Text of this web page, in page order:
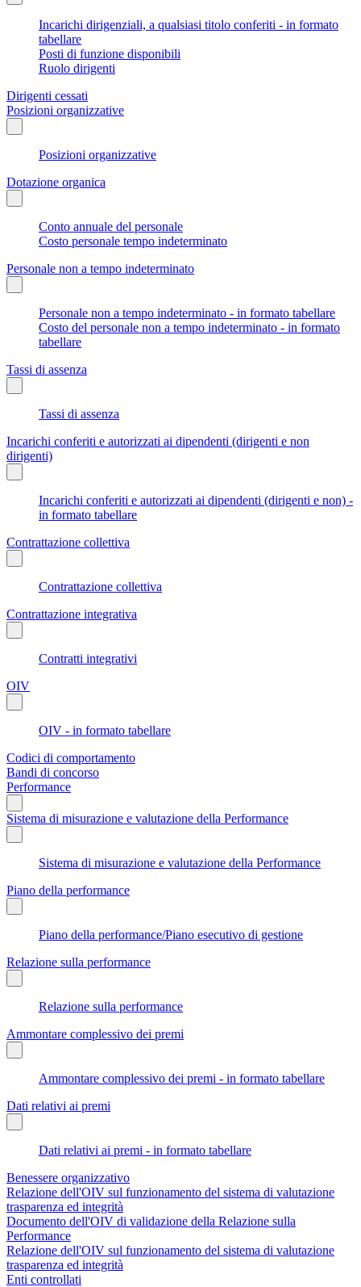
Incarichi dirigenziali, a qualsiasi titolo conferiti - in formato
tabellare
Posti di funzione disponibili
Ruolo dirigenti
Dirigenti cessati
Posizioni organizzative
Posizioni organizzative
Dotazione organica
Conto annuale del personale
Costo personale tempo indeterminato
Personale non a tempo indeterminato
Personale non a tempo indeterminato - in formato tabellare
Costo del personale non a tempo indeterminato - in formato
tabellare
Tassi di assenza
Tassi di assenza
Incarichi conferiti e autorizzati ai dipendenti (dirigenti e non
dirigenti)
Incarichi conferiti e autorizzati ai dipendenti (dirigenti e non) -
in formato tabellare
Contrattazione collettiva
Contrattazione collettiva
Contrattazione integrativa
Contratti integrativi
OIV
OIV - in formato tabellare
Codici di comportamento
Bandi di concorso
Performance
Sistema di misurazione e valutazione della Performance
Sistema di misurazione e valutazione della Performance
Piano della performance
Piano della performance/Piano esecutivo di gestione
Relazione sulla performance
Relazione sulla performance
Ammontare complessivo dei premi
Ammontare complessivo dei premi - in formato tabellare
Dati relativi ai premi
Dati relativi ai premi - in formato tabellare
Benessere organizzativo
Relazione dell'OIV sul funzionamento del sistema di valutazione
trasparenza ed integrità
Documento dell'OIV di validazione della Relazione sulla
Performance
Relazione dell'OIV sul funzionamento del sistema di valutazione
trasparenza ed integrità
Enti controllati